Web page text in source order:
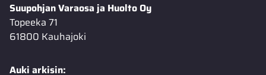
Suupohjan Varaosa ja Huolto Oy
Topeeka 71
61800 Kauhajoki
Auki arkisin: